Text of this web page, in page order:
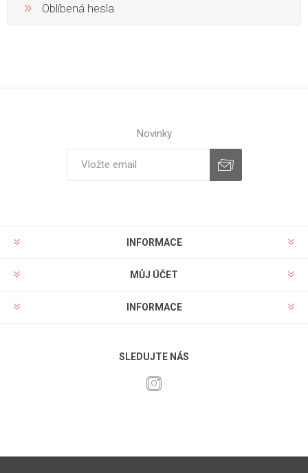
Oblíbená hesla
Novinky
INFORMACE
MŮJ ÚČET
INFORMACE
SLEDUJTE NÁS